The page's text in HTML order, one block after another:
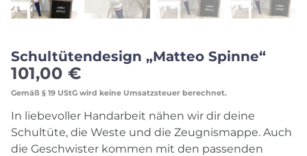
Schultütendesign „Matteo Spinne“
101,00 €
Gemäß § 19 UStG wird keine Umsatzsteuer berechnet.
In liebevoller Handarbeit nähen wir dir deine
Schultüte, die Weste und die Zeugnismappe. Auch
die Geschwister kommen mit den passenden